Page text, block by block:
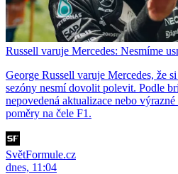
Russell varuje Mercedes: Nesmíme
George Russell varuje Mercedes, že
sezóny nesmí dovolit polevit. Podle
nepovedená aktualizace nebo
poměry na čele F1.
SvětFormule.cz
dnes, 11:04